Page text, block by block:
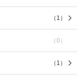
（ 1 ）
（0 ）
（ 1 ）